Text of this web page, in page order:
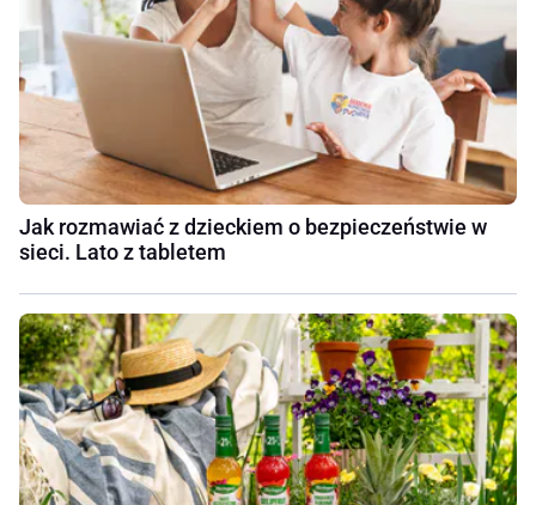
Jak rozmawiać z dzieckiem o bezpieczeństwie w
sieci. Lato z tabletem